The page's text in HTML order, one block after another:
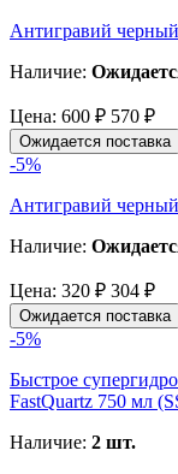
Антигравий
Наличие:
Цена: 600 ₽ 570 ₽
Ожидается поставка
-5%
Антигравий
Наличие:
Цена: 320 ₽ 304 ₽
Ожидается поставка
-5%
Быстрое
FastQuartz 750 мл
Наличие: 2 шт.